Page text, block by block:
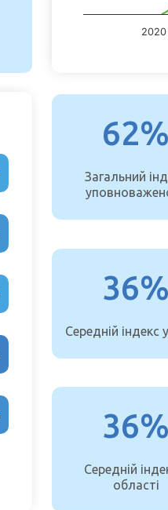
2020
62%
Загальний
36%
Середній індекс
36%
Середній
області